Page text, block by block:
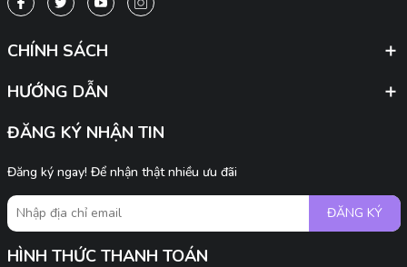
CHÍNH SÁCH
HƯỚNG DẪN
ĐĂNG KÝ NHẬN TIN
Đăng ký ngay! Để nhận thật nhiều ưu đãi
ĐĂNG KÝ
HÌNH THỨC THANH TOÁN